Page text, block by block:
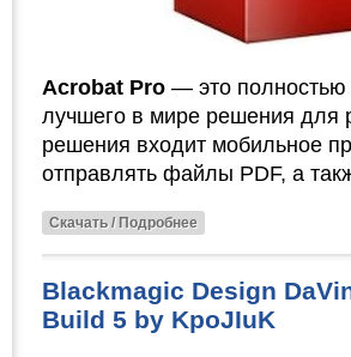
Acrobat Pro — это полностью
лучшего в мире решения для
решения входит мобильное
отправлять файлы PDF, а
Скачать / Подробнее
Blackmagic Design
Build 5 by KpoJIuK